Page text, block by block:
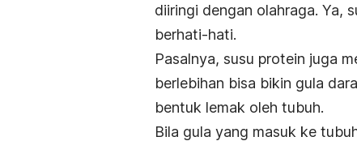
diiringi dengan olahraga. Ya,
berhati-hati.
Pasalnya, susu protein juga
berlebihan bisa bikin gula
bentuk lemak oleh tubuh.
Bila gula yang masuk ke